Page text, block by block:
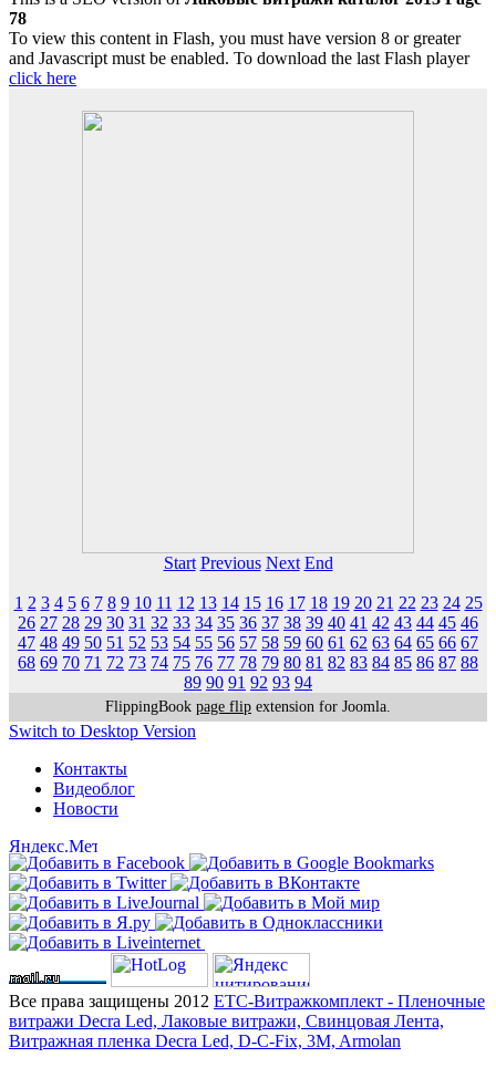
78
To view this content in Flash, you must have version 8 or greater
and Javascript must be enabled. To download the last Flash player
click here
Start Previous Next End
1 2 3 4 5 6 7 8 9 10 11 12 13 14 15 16 17 18 19 20 21 22 23 24 25
26 27 28 29 30 31 32 33 34 35 36 37 38 39 40 41 42 43 44 45 46
47 48 49 50 51 52 53 54 55 56 57 58 59 60 61 62 63 64 65 66 67
68 69 70 71 72 73 74 75 76 77 78 79 80 81 82 83 84 85 86 87 88
89 90 91 92 93 94
FlippingBook page flip extension for Joomla.
Switch to Desktop Version
Контакты
Видеоблог
Новости
Все права защищены 2012 ЕТС-Витражкомплект - Пленочные
витражи Decra Led, Лаковые витражи, Свинцовая Лента,
Витражная пленка Decra Led, D-C-Fix, 3M, Armolan